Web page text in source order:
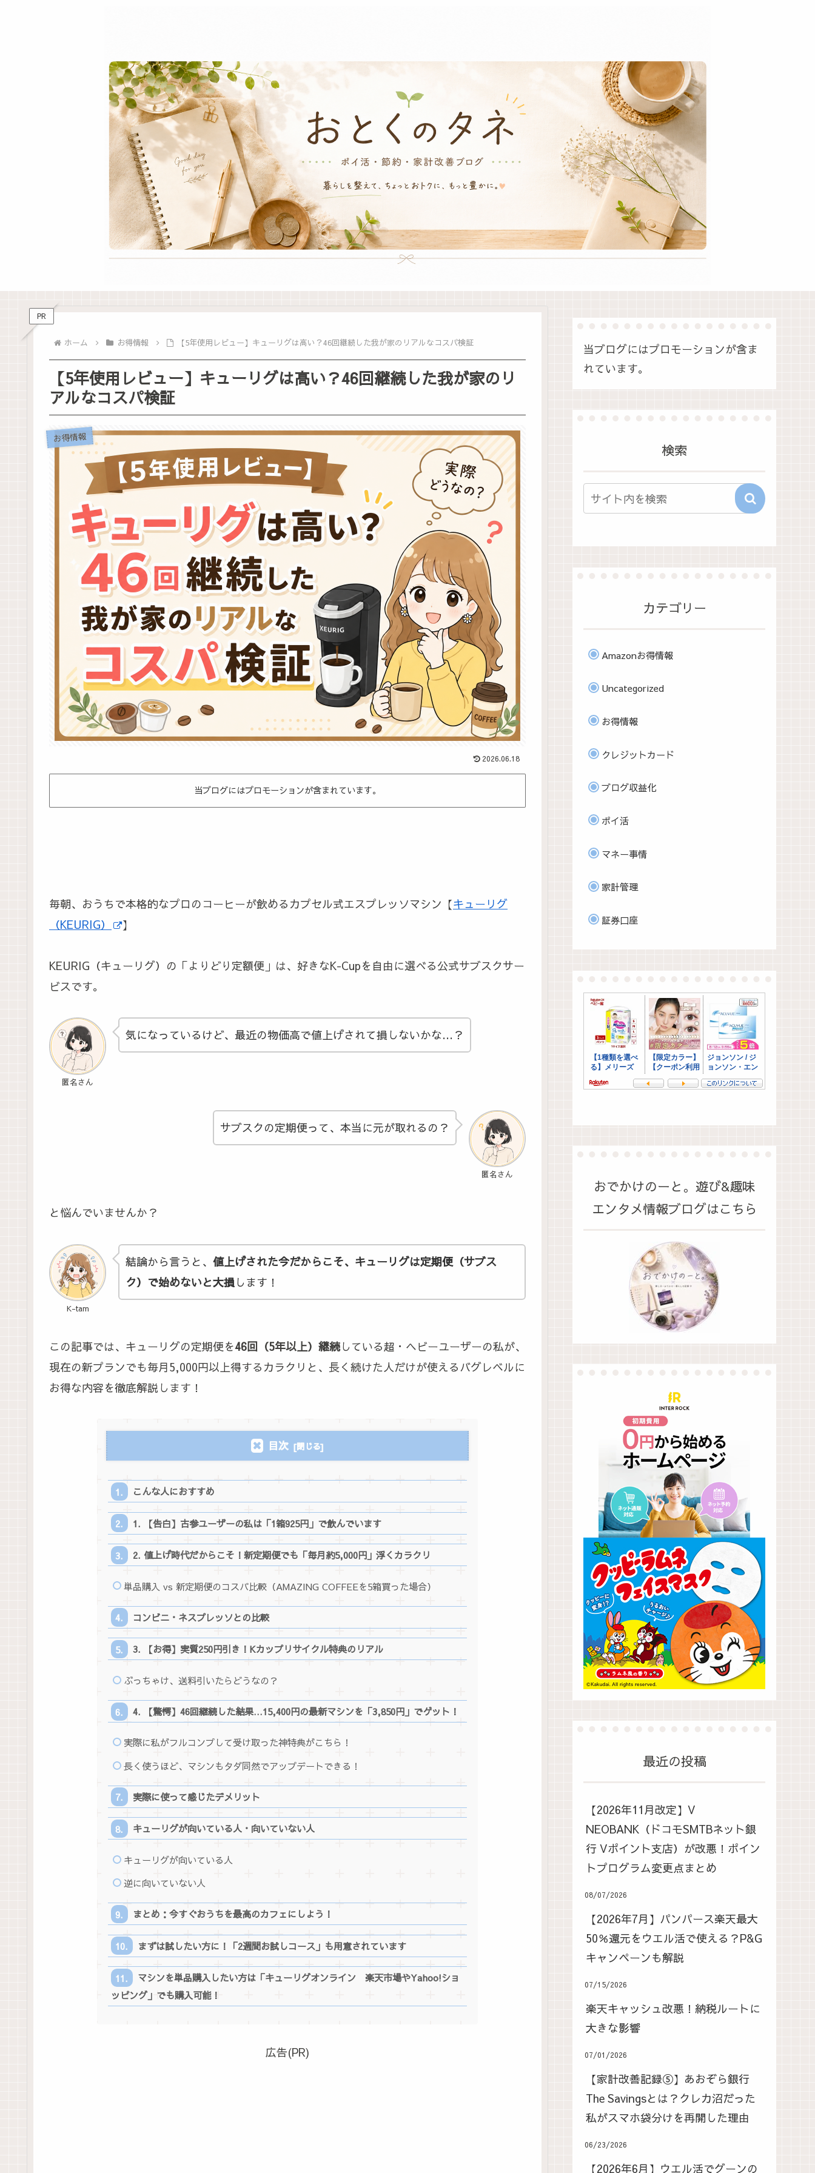
PR
ホーム お得情報 【5年使用レビュー】キューリグは高い？46回継続した我が家のリアルなコスパ検証
【5年使用レビュー】キューリグは高い？46回継続した我が家のリ
アルなコスパ検証
お得情報
2026.06.18
当ブログにはプロモーションが含まれています。
毎朝、おうちで本格的なプロのコーヒーが飲めるカプセル式エスプレッソマシン【キューリグ
（KEURIG）
】
KEURIG（キューリグ）の「よりどり定額便」は、好きなK-Cupを自由に選べる公式サブスクサー
ビスです。
匿名さん
気になっているけど、最近の物価高で値上げされて損しないかな…？
匿名さん
サブスクの定期便って、本当に元が取れるの？
と悩んでいませんか？
K-tam
結論から言うと、値上げされた今だからこそ、キューリグは定期便（サブス
ク）で始めないと大損 します！
この記事では、キューリグの定期便を46回（5年以上）継続している超・ヘビーユーザーの私が、
現在の新プランでも毎月5,000円以上得するカラクリと、長く続けた人だけが使えるバグレベルに
お得な内容を徹底解説します！
目次
こんな人におすすめ
1. 【告白】古参ユーザーの私は「1箱925円」で飲んでいます
2. 値上げ時代だからこそ！新定期便でも「毎月約5,000円」浮くカラクリ
単品購入 vs 新定期便のコスパ比較（AMAZING COFFEEを5箱買った場合）
コンビニ・ネスプレッソとの比較
3. 【お得】実質250円引き！Kカップリサイクル特典のリアル
ぶっちゃけ、送料引いたらどうなの？
4. 【驚愕】46回継続した結果…15,400円の最新マシンを「3,850円」でゲット！
実際に私がフルコンプして受け取った神特典がこちら！
長く使うほど、マシンもタダ同然でアップデートできる！
実際に使って感じたデメリット
キューリグが向いている人・向いていない人
キューリグが向いている人
逆に向いていない人
まとめ：今すぐおうちを最高のカフェにしよう！
まずは試したい方に！「2週間お試しコース」も用意されています
マシンを単品購入したい方は「キューリグオンライン 楽天市場やYahoo!ショ
ッピング」でも購入可能！
広告(PR)
当ブログにはプロモーションが含ま
れています。
検索
カテゴリー
Amazonお得情報
Uncategorized
お得情報
クレジットカード
ブログ収益化
ポイ活
マネー事情
家計管理
証券口座
おでかけのーと。遊び&趣味
エンタメ情報ブログはこちら
最近の投稿
【2026年11月改定】V
NEOBANK（ドコモSMTBネット銀
行 Vポイント支店）が改悪！ポイン
トプログラム変更点まとめ
08/07/2026
【2026年7月】パンパース楽天最大
50％還元をウエル活で使える？P&G
キャンペーンも解説
07/15/2026
楽天キャッシュ改悪！納税ルートに
大きな影響
07/01/2026
【家計改善記録⑤】あおぞら銀行
The Savingsとは？クレカ沼だった
私がスマホ袋分けを再開した理由
06/23/2026
【2026年6月】ウエル活でグーンの